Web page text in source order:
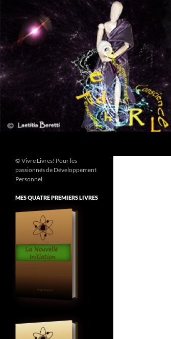
contenu
© Vivre Livres! Pour les
passionnés de Développement
Personnel
MES QUATRE PREMIERS LIVRES